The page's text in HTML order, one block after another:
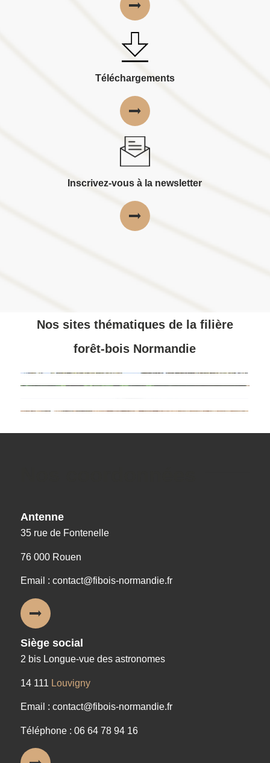
Téléchargements
Inscrivez-vous à la newsletter
Nos sites thématiques de la filière
forêt-bois Normandie
Antenne
35 rue de Fontenelle
76 000 Rouen
Email : contact@fibois-normandie.fr
Siège social
2 bis Longue-vue des astronomes
14 111 Louvigny
Email : contact@fibois-normandie.fr
Téléphone : 06 64 78 94 16